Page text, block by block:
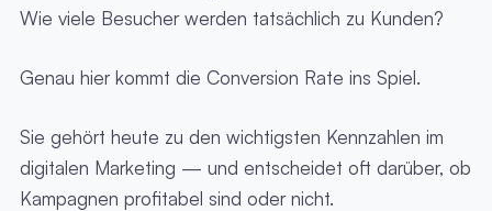
Wie viele Besucher werden tatsächlich zu Kunden?
Genau hier kommt die Conversion Rate ins Spiel.
Sie gehört heute zu den wichtigsten Kennzahlen im
digitalen Marketing — und entscheidet oft darüber, ob
Kampagnen profitabel sind oder nicht.